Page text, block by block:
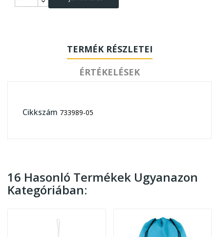
TERMÉK RÉSZLETEI
ÉRTÉKELÉSEK
Cikkszám 733989-05
16 Hasonló Termékek Ugyanazon
Kategóriában: